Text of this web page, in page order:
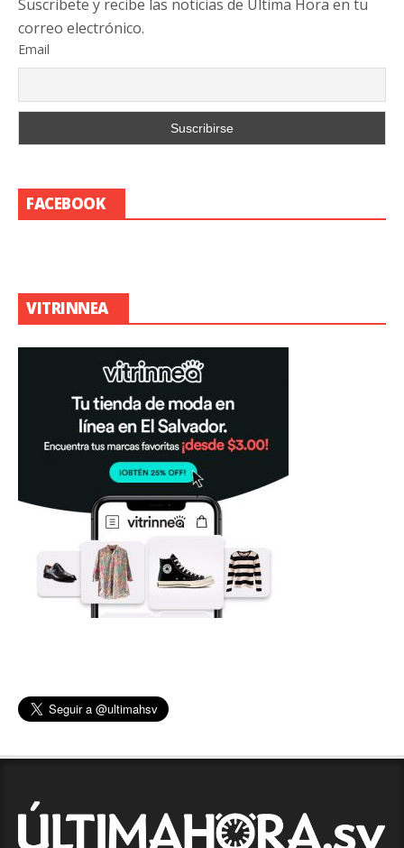
Suscribete y recibe las noticias de Última Hora en tu
correo electrónico.
Email
FACEBOOK
VITRINNEA